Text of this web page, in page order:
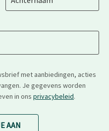
met aanbiedingen, acties
Je gegevens worden
in ons privacybeleid.
AAN